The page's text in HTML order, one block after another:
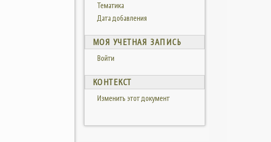
Тематика
Дата добавления
МОЯ УЧЕТНАЯ ЗАПИСЬ
Войти
КОНТЕКСТ
Изменить этот документ